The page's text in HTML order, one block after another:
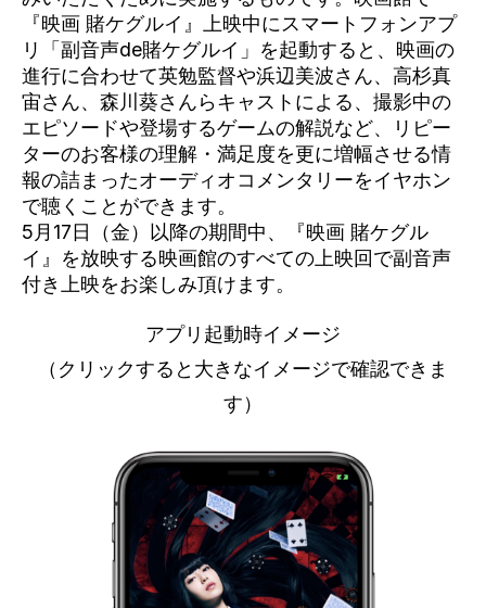
『映画 賭ケグルイ』上映中にスマートフォンアプ
リ「副音声de賭ケグルイ」を起動すると、映画の
進行に合わせて英勉監督や浜辺美波さん、高杉真
宙さん、森川葵さんらキャストによる、撮影中の
エピソードや登場するゲームの解説など、リピー
ターのお客様の理解・満足度を更に増幅させる情
報の詰まったオーディオコメンタリーをイヤホン
で聴くことができます。
5月17日（金）以降の期間中、『映画 賭ケグル
イ』を放映する映画館のすべての上映回で副音声
付き上映をお楽しみ頂けます。
アプリ起動時イメージ
（クリックすると大きなイメージで確認できま
す）